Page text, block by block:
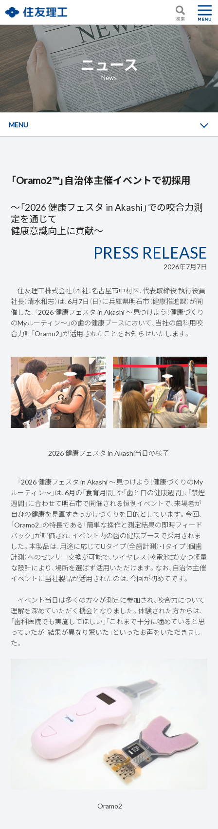
ニュース
News
MENU
「Oramo2™」自治体主催イベントで初採用
～「2026 健康フェスタ in Akashi」での咬合力測
定を通じて
健康意識向上に貢献～
PRESS RELEASE
2026年7月7日
住友理工株式会社（本社：名古屋市中村区、代表取締役 執行役員
社長：清水和志）は、6月7日（日）に兵庫県明石市（健康推進課）が開
催した、「2026 健康フェスタ in Akashi ～見つけよう！健康づくり
のMyルーティン～」の歯の健康ブースにおいて、当社の歯科用咬
合力計「Oramo2」が活用されたことをお知らせいたします。
2026 健康フェスタ in Akashi当日の様子
「2026 健康フェスタ in Akashi ～見つけよう！健康づくりのMy
ルーティン～」は、6月の「食育月間」や「歯と口の健康週間」、「禁煙
週間」に合わせて明石市で開催される恒例イベントで、来場者が
自身の健康を見直すきっかけづくりを目的としています。今回、
「Oramo2」の特長である「簡単な操作と測定結果の即時フィード
バック」が評価され、イベント内の歯の健康ブースで採用されま
した。本製品は、用途に応じてUタイプ（全歯計測）・Iタイプ（個歯
計測）へのセンサー交換が可能で、ワイヤレス（乾電池式）かつ軽量
な設計により、場所を選ばず活用いただけます。なお、自治体主催
イベントに当社製品が活用されたのは、今回が初めてです。
イベント当日は多くの方々が測定に参加され、咬合力について
理解を深めていただく機会となりました。体験された方からは、
「歯科医院でも実施してほしい」「これまで十分に噛めていると思
っていたが、結果が異なり驚いた」といったお声をいただきまし
た。
Oramo2